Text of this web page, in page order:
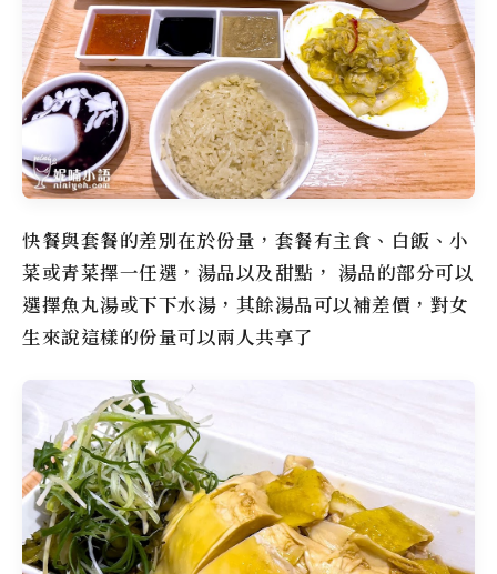
快餐與套餐的差別在於份量，套餐有主食、白飯、小
菜或青菜擇一任選，湯品以及甜點， 湯品的部分可以
選擇魚丸湯或下下水湯，其餘湯品可以補差價，對女
生來說這樣的份量可以兩人共享了